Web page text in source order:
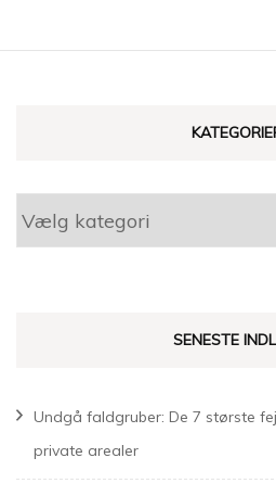
Kategorier
SENESTE
Undgå faldgruber: De 7 største
private arealer